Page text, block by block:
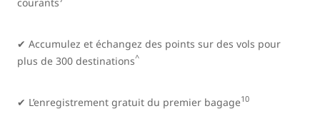
✔ Accumulez et échangez des points sur des vols pour
plus de 300 destinations^
✔ L’enregistrement gratuit du premier bagage10